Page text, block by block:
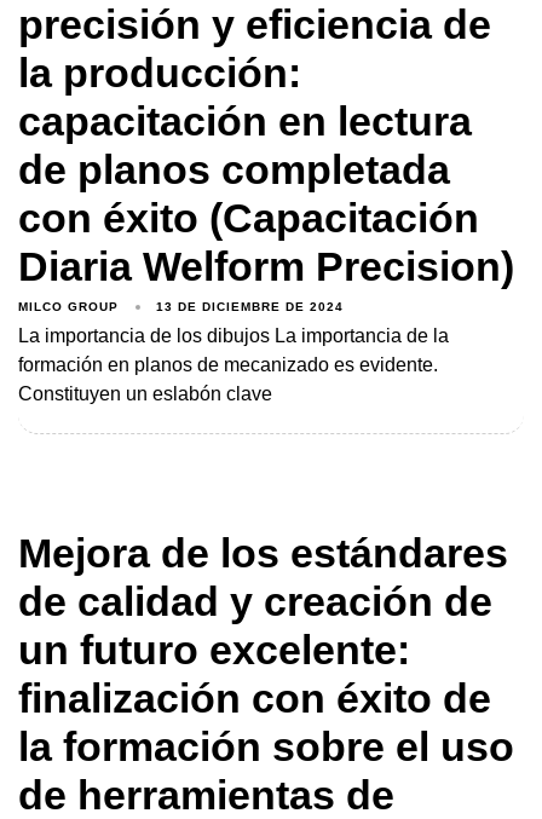
precisión y eficiencia de
la producción:
capacitación en lectura
de planos completada
con éxito (Capacitación
Diaria Welform Precision)
MILCO GROUP 13 DE DICIEMBRE DE 2024
La importancia de los dibujos La importancia de la
formación en planos de mecanizado es evidente.
Constituyen un eslabón clave
Mejora de los estándares
de calidad y creación de
un futuro excelente:
finalización con éxito de
la formación sobre el uso
de herramientas de